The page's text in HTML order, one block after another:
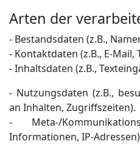
Arten der
- Bestandsdaten (z.B.,
- Kontaktdaten (z.B., E-
- Inhaltsdaten (z.B.,
- Nutzungsdaten (z.B.,
an Inhalten, Zugriffszeiten).
- Meta-/
Informationen, IP-